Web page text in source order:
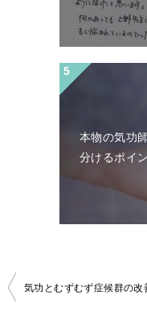
本物の気功
分けるポイ
投